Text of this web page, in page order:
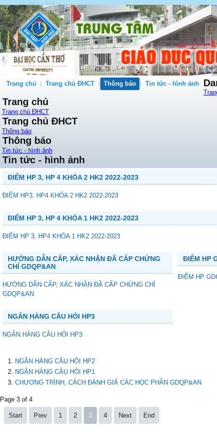
Trang chủ Trang chủ ĐHCT Thông báo Tin tức - hình ảnh
Trang chủ
Trang chủ ĐHCT
Trang chủ ĐHCT
Thông báo
Thông báo
Tin tức - hình ảnh
Tin tức - hình ảnh
ĐIỂM HP 3, HP 4 KHÓA 2 HK2 2022-2023
ĐIỂM HP3, HP4 KHÓA 2 HK2 2022-2023
ĐIỂM HP 3, HP 4 KHÓA 1 HK2 2022-2023
ĐIỂM HP 3, HP4 KHÓA 1 HK2 2022-2023
HƯỚNG DẪN CẤP, XÁC NHẬN ĐÃ CẤP CHỨNG
CHỈ GDQP&AN
HƯỚNG DẪN CẤP, XÁC NHẬN ĐÃ CẤP CHỨNG CHỈ
GDQP&AN
ĐIỂM HP
ĐIỂM HP
NGÂN HÀNG CÂU HỎI HP3
NGÂN HÀNG CÂU HỎI HP3
NGÂN HÀNG CÂU HỎI HP2
NGÂN HÀNG CÂU HỎI HP1
CHƯƠNG TRÌNH, CÁCH ĐÁNH GIÁ CÁC HỌC PHẦN GDQP&AN
Page 3 of 4
Start Prev 1 2 3 4 Next End